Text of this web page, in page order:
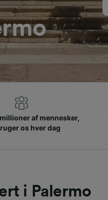
af mennesker,
os hver dag
i Palermo